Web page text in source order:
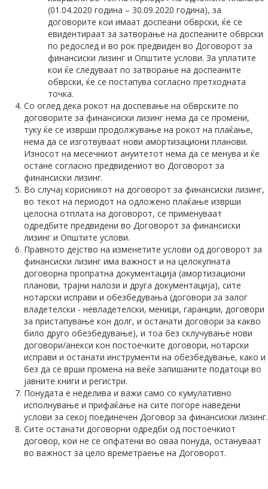
(01.04.2020 година – 30.09.2020 година), за
договорите кои имаат доспеани обврски, ќе се
евидентираат за затворање на доспеаните обврски
по редослед и во рок предвиден во Договорот за
финансиски лизинг и Општите услови. За уплатите
кои ќе следуваат по затворање на доспеаните
обврски, ќе се постапува согласно претходната
точка.
Со оглед дека рокот на доспевање на обврските по
договорите за финансиски лизинг нема да се промени,
туку ќе се изврши продолжување на рокот на плаќање,
нема да се изготвуваат нови амортизациони планови.
Износот на месечниот ануитетот нема да се менува и ќе
остане согласно предвидениот во Договорот за
финансиски лизинг.
Во случај корисникот на договорот за финансиски лизинг,
во текот на периодот на одложено плаќање изврши
целосна отплата на договорот, се применуваат
одредбите предвидени во Договорот за финансиски
лизинг и Општите услови.
Правното дејство на изменетите услови од договорот за
финансиски лизинг има важност и на целокупната
договорна пропратна документација (амортизациони
планови, трајни налози и друга документација), сите
нотарски исправи и обезбедувања (договори за залог
владетелски - невладетелски, меници, гаранции, договори
за пристапување кон долг, и останати договори за какво
било друго обезбедување), и тоа без склучување нови
договори/анекси кон постоечките договори, нотарски
исправи и останати инструменти на обезбедување, како и
без да се врши промена на веќе запишаните податоци во
јавните книги и регистри.
Понудата е неделива и важи само со кумулативно
исполнување и прифаќање на сите погоре наведени
услови за секој поединечен Договор за финансиски лизинг.
Сите останати договорни одредби од постоечкиот
договор, кои не се опфатени во оваа понуда, остануваат
во важност за цело времетраење на Договорот.